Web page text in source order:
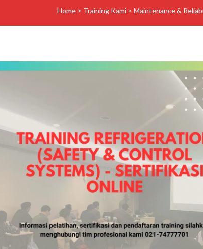
Home > Training Kami > Maintenance &